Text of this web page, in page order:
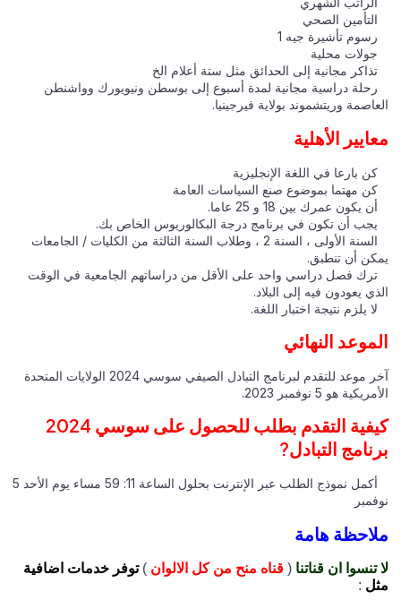
التأمين الصحي
رسوم تأشيرة جيه 1
جولات محلية
تذاكر مجانية إلى الحدائق مثل ستة أعلام الخ
رحلة دراسية مجانية لمدة أسبوع إلى بوسطن ونيويورك وواشنطن
العاصمة وريتشموند بولاية فيرجينيا.
معايير الأهلية
كن بارعا في اللغة الإنجليزية
كن مهتما بموضوع صنع السياسات العامة
أن يكون عمرك بين 18 و 25 عاما.
يجب أن تكون في برنامج درجة البكالوريوس الخاص بك.
السنة الأولى ، السنة 2 ، وطلاب السنة الثالثة من الكليات / الجامعات
يمكن أن تنطبق.
ترك فصل دراسي واحد على الأقل من دراساتهم الجامعية في الوقت
الذي يعودون فيه إلى البلاد.
لا يلزم نتيجة اختبار اللغة.
الموعد النهائي
آخر موعد للتقدم لبرنامج التبادل الصيفي سوسي 2024 الولايات المتحدة
الأمريكية هو 5 نوفمبر 2023.
كيفية التقدم بطلب للحصول على سوسي 2024
برنامج التبادل?
أكمل نموذج الطلب عبر الإنترنت بحلول الساعة 11: 59 مساء يوم الأحد 5
نوفمبر
ملاحظة هامة
لا تنسوا ان قناتنا ( قناه منح من كل الالوان )توفر خدمات اضافية
مثل :